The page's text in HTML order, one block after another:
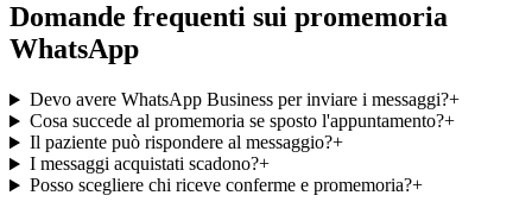
Domande frequenti sui promemoria
WhatsApp
Devo avere WhatsApp Business per inviare i messaggi?+
Cosa succede al promemoria se sposto l'appuntamento?+
Il paziente può rispondere al messaggio?+
I messaggi acquistati scadono?+
Posso scegliere chi riceve conferme e promemoria?+